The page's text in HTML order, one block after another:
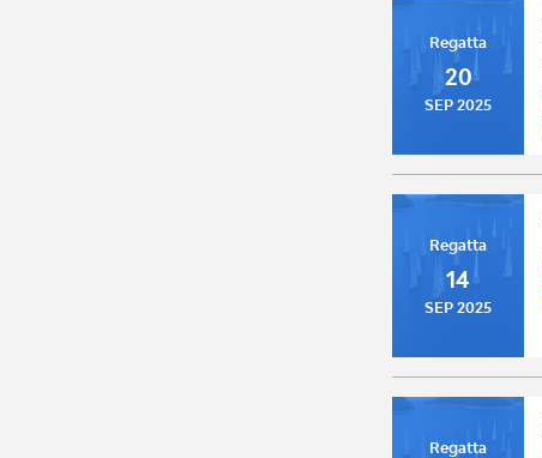
Regatta
20
SEP 2025
Regatta
14
SEP 2025
Regatta